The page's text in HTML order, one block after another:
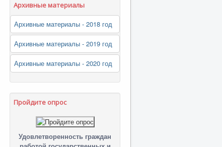
Архивные материалы
Архивные материалы - 2018 год
Архивные материалы - 2019 год
Архивные материалы - 2020 год
Пройдите опрос
Удовлетворенность граждан